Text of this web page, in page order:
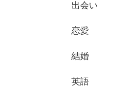
出会い
恋愛
結婚
英語